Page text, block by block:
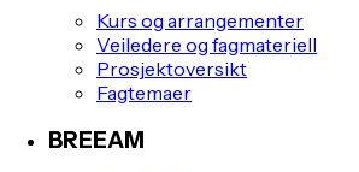
Kurs og arrangementer
Veiledere og fagmateriell
Prosjektoversikt
Fagtemaer
BREEAM